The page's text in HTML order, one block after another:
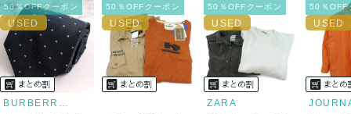
ネコポスの場合は日時指定ができませんので、ご了承下さい
ませ。
USED品に関しましては、見る方によって状態の価値観が異な
りますので、トラブルを避けるため、神経質な方や完璧な商
50％OFFクーポン
BURBERRY LONDON
50％OFFクーポン 50％OFFクーポン
ZARA
50％OFF